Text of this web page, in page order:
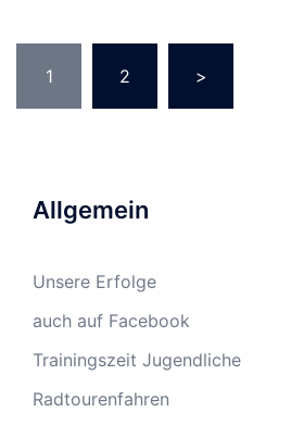
1 2 >
Allgemein
Unsere Erfolge
auch auf Facebook
Trainingszeit Jugendliche
Radtourenfahren